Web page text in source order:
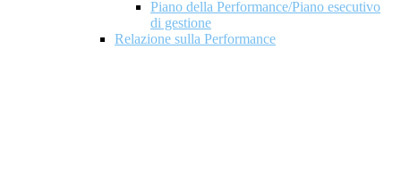
Piano della Performance/Piano esecutivo
di gestione
Relazione sulla Performance